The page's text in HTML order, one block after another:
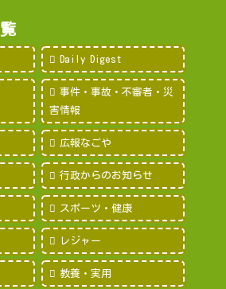
Daily Digest
事件・事故・不審者・災
害情報
広報なごや
行政からのお知らせ
スポーツ・健康
レジャー
教養・実用